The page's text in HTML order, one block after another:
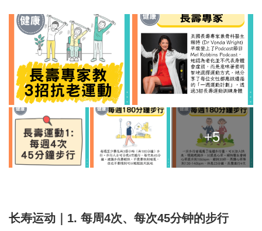
+5
长寿运动｜1. 每周4次、每次45分钟的步行